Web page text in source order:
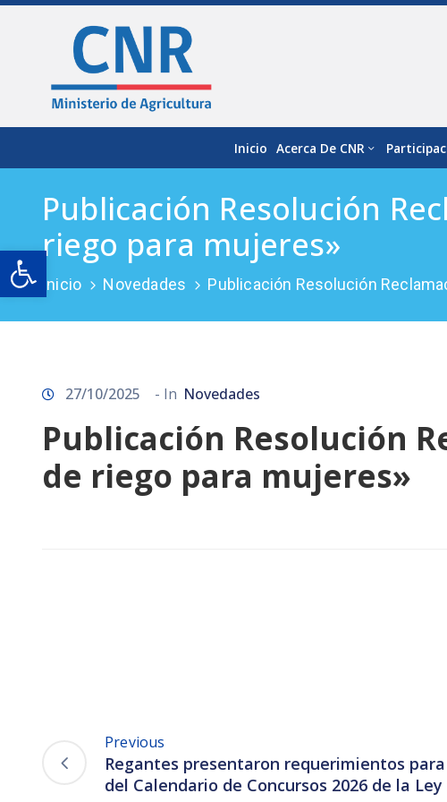
Open toolbar
Inicio Acerca De CNR
Publicación Resolución
riego para mujeres»
Inicio Novedades Publicación Resolución
27/10/2025 - In Novedades
Publicación Resolución
de riego para mujeres»
Previous
Regantes presentaron requerimientos
del Calendario de Concursos 2026 de la Ley